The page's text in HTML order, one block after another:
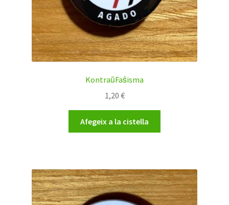
KontraŭFaŝisma
1,20 €
Afegeix a la cistella